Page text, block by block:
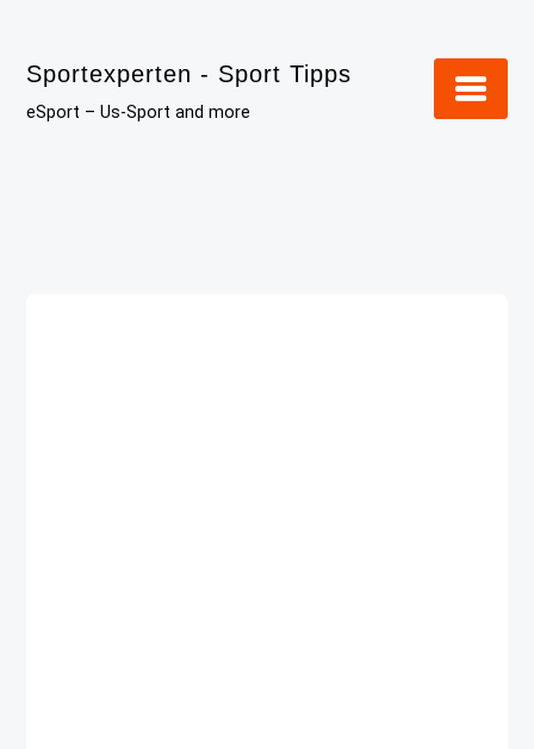
content
Sportexperten - Sport Tipps
eSport – Us-Sport and more